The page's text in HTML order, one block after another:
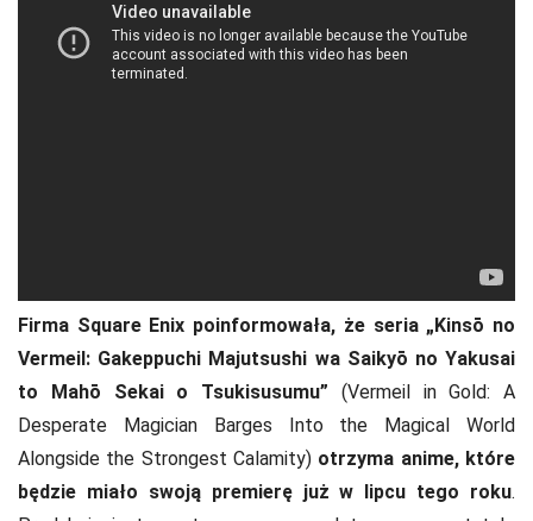
Firma Square Enix poinformowała, że seria „Kinsō no
Vermeil: Gakeppuchi Majutsushi wa Saikyō no Yakusai
to Mahō Sekai o Tsukisusumu” (Vermeil in Gold: A
Desperate Magician Barges Into the Magical World
Alongside the Strongest Calamity) otrzyma anime, które
będzie miało swoją premierę już w lipcu tego roku.